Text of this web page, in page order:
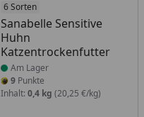
6 Sorten
Sanabelle Sensitive
Huhn
Katzentrockenfutter
Produkt am Lager
Am Lager
9Punkte
Inhalt: 0,4 kg (20,25 €/kg)